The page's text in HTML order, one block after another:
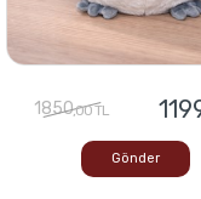
1850,00 TL
Gönder